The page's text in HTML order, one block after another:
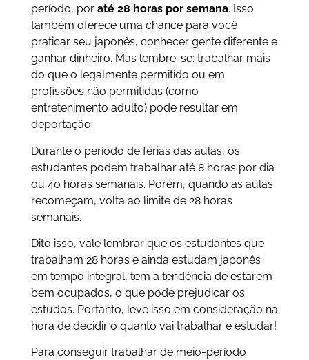
período, por até 28 horas por semana. Isso
também oferece uma chance para você
praticar seu japonês, conhecer gente diferente e
ganhar dinheiro. Mas lembre-se: trabalhar mais
do que o legalmente permitido ou em
profissões não permitidas (como
entretenimento adulto) pode resultar em
deportação.
Durante o período de férias das aulas, os
estudantes podem trabalhar até 8 horas por dia
ou 40 horas semanais. Porém, quando as aulas
recomeçam, volta ao limite de 28 horas
semanais.
Dito isso, vale lembrar que os estudantes que
trabalham 28 horas e ainda estudam japonês
em tempo integral, tem a tendência de estarem
bem ocupados, o que pode prejudicar os
estudos. Portanto, leve isso em consideração na
hora de decidir o quanto vai trabalhar e estudar!
Para conseguir trabalhar de meio-período